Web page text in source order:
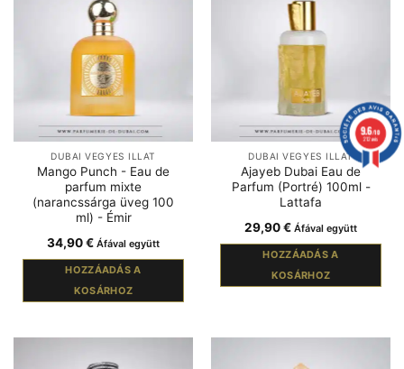
DUBAI VEGYES ILLAT
Mango Punch - Eau de
parfum mixte
(narancssárga üveg 100
ml) - Émir
34,90€ Áfával együtt
HOZZÁADÁS A
KOSÁRHOZ
DUBAI VEGYES ILLAT
Ajayeb Dubai Eau de
Parfum (Portré) 100ml -
Lattafa
29,90€ Áfával együtt
HOZZÁADÁS A
KOSÁRHOZ
9.6/10
212 avis